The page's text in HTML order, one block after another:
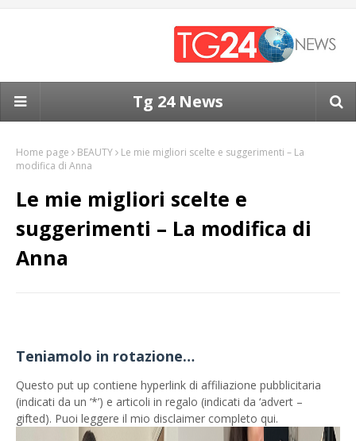
Tg 24 News
Home page BEAUTY
Le mie migliori scelte e suggerimenti – La
modifica di Anna
Le mie migliori scelte e
suggerimenti – La modifica di
Anna
Teniamolo in rotazione…
Questo put up contiene hyperlink di affiliazione pubblicitaria
(indicati da un ‘*’) e articoli in regalo (indicati da ‘advert –
gifted). Puoi leggere il mio disclaimer completo qui.